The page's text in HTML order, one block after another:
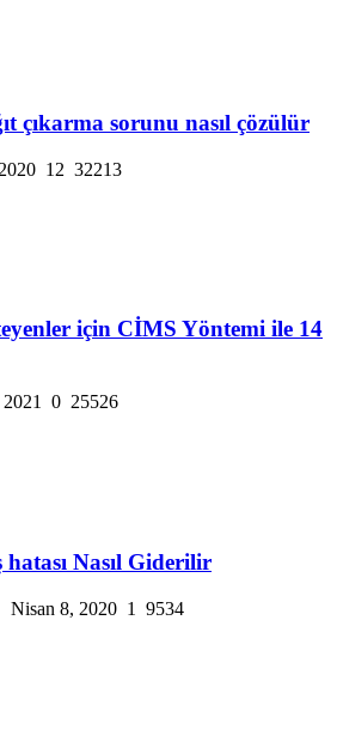
çıkarma sorunu nasıl çözülür
12 32213
için CİMS Yöntemi ile 14
0 25526
Nasıl Giderilir
Nisan 8, 2020 1 9534